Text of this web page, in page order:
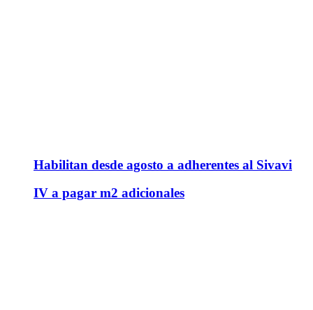
Habilitan desde agosto a adherentes al Sivavi
IV a pagar m2 adicionales